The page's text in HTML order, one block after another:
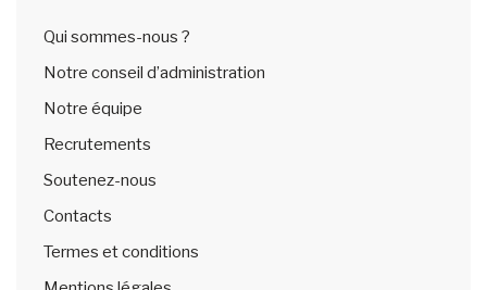
Qui sommes-nous ?
Notre conseil d’administration
Notre équipe
Recrutements
Soutenez-nous
Contacts
Termes et conditions